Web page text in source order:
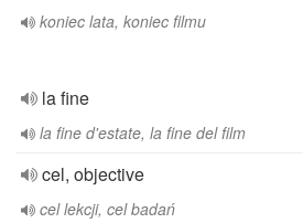
koniec lata, koniec filmu
la fine
la fine d'estate, la fine del film
cel, objective
cel lekcji, cel badań